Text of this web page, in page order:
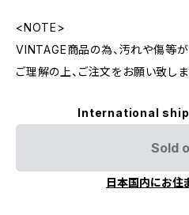
<NOTE>
VINTAGE商品の為、汚れや傷等が
ご理解の上、ご注文をお願い致しま
International
Sold
日本国内にお住